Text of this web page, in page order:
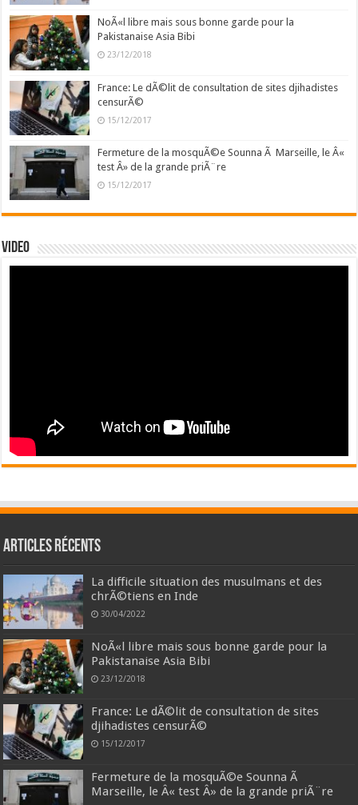
NoÃ«l libre mais sous bonne garde pour la
Pakistanaise Asia Bibi
23/12/2018
France: Le dÃ©lit de consultation de sites djihadistes
censurÃ©
15/12/2017
Fermeture de la mosquÃ©e Sounna Ã Marseille, le Â«
test Â» de la grande priÃ¨re
15/12/2017
Video
Articles récents
La difficile situation des musulmans et des
chrÃ©tiens en Inde
30/04/2022
NoÃ«l libre mais sous bonne garde pour la
Pakistanaise Asia Bibi
23/12/2018
France: Le dÃ©lit de consultation de sites
djihadistes censurÃ©
15/12/2017
Fermeture de la mosquÃ©e Sounna Ã
Marseille, le Â« test Â» de la grande priÃ¨re